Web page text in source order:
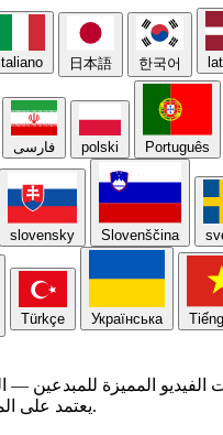
日本語 한국어
فارسی polski Português
slovensky Slovenščina
Türkçe Українська
الفيديو المميزة للمبدعين —
يعتمد على المتصفح. لا توجد تثبيتات.